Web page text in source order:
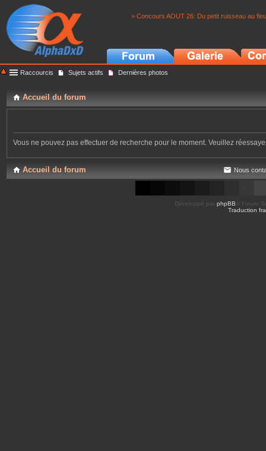
> Concours AOUT 26: Du petit ruisseau au
Raccourcis Sujets actifs Dernières photos
Accueil du forum
Vous ne pouvez pas effectuer de recherche pour le moment. Veuillez
Accueil du forum Nous
Développé par phpBB ® Forum
Traduction